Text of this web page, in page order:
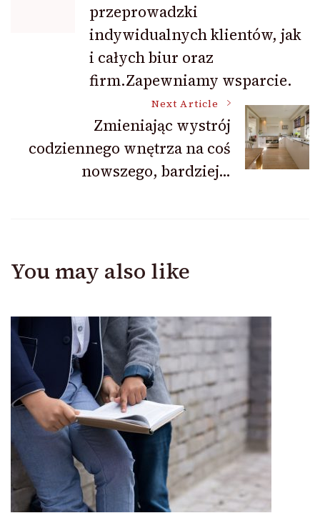
przeprowadzki
indywidualnych klientów, jak
i całych biur oraz
firm.Zapewniamy wsparcie.
Next Article
Zmieniając wystrój
codziennego wnętrza na coś
nowszego, bardziej…
You may also like